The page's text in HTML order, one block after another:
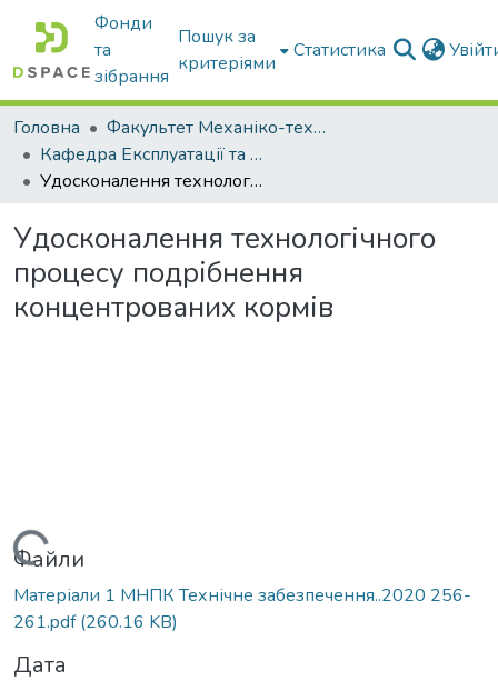
Фонди
та
зібрання
Пошук за
критеріями
Статистика
Головна
Факультет Механіко-технологічний
Кафедра Експлуатації та технічного сервісу машин
Удосконалення технологічного процесу подрібнення концентрованих кормів
Удосконалення технологічного
процесу подрібнення
концентрованих кормів
Вантажиться...
Файли
Матеріали 1 МНПК Технічне забезпечення..2020 256-
261.pdf(260.16 KB)
Дата